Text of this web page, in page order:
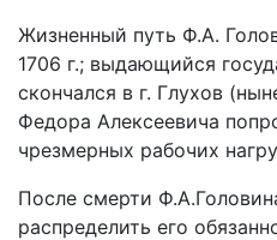
Жизненный путь Ф.А.
1706 г.; выдающийся
скончался в г. Глухов
Федора Алексеевича
чрезмерных рабочих
После смерти
распределить его